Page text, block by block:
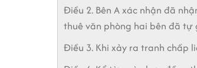
Điều 2. Bên A xác nhận đã
thuê văn phòng hai bên đã tự
Điều 3. Khi xảy ra tranh chấp